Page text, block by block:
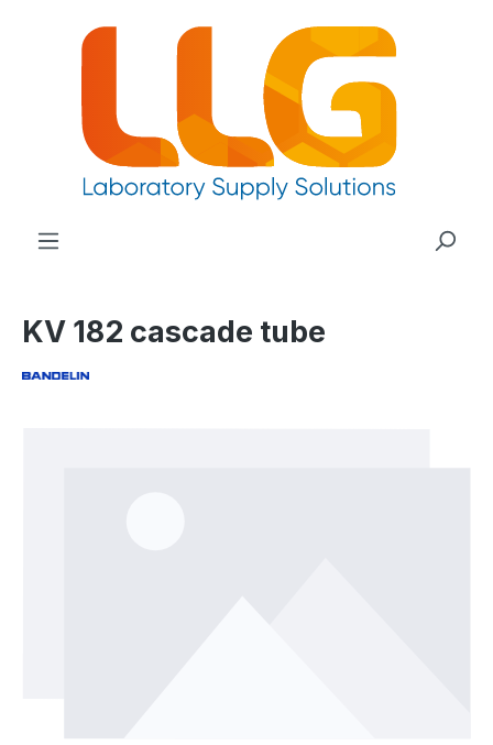
principale
KV 182 cascade tube